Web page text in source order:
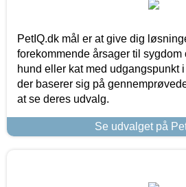
PetIQ.dk mål er at give dig
forekommende årsager til sygdom
hund eller kat med udgangspunkt
der baserer sig på
at se deres udvalg.
Se udvalget på